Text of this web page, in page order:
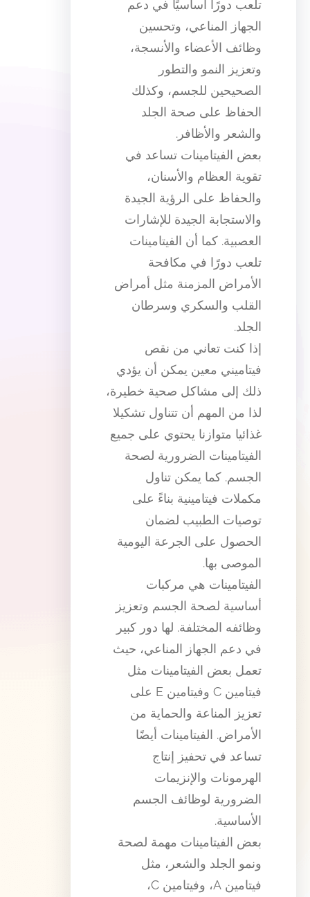
تلعب دورًا أساسيًا في دعم
الجهاز المناعي، وتحسين
وظائف الأعضاء والأنسجة،
وتعزيز النمو والتطور
الصحيحين للجسم، وكذلك
الحفاظ على صحة الجلد
والشعر والأظافر.
بعض الفيتامينات تساعد في
تقوية العظام والأسنان،
والحفاظ على الرؤية الجيدة
والاستجابة الجيدة للإشارات
العصبية. كما أن الفيتامينات
تلعب دورًا في مكافحة
الأمراض المزمنة مثل أمراض
القلب والسكري وسرطان
الجلد.
إذا كنت تعاني من نقص
فيتاميني معين يمكن أن يؤدي
ذلك إلى مشاكل صحية خطيرة،
لذا من المهم أن تتناول تشكيلا
غذائيا متوازنا يحتوي على جميع
الفيتامينات الضرورية لصحة
الجسم. كما يمكن تناول
مكملات فيتامينية بناءً على
توصيات الطبيب لضمان
الحصول على الجرعة اليومية
الموصى بها.
الفيتامينات هي مركبات
أساسية لصحة الجسم وتعزيز
وظائفه المختلفة. لها دور كبير
في دعم الجهاز المناعي، حيث
تعمل بعض الفيتامينات مثل
فيتامين C وفيتامين E على
تعزيز المناعة والحماية من
الأمراض. الفيتامينات أيضًا
تساعد في تحفيز إنتاج
الهرمونات والإنزيمات
الضرورية لوظائف الجسم
الأساسية.
بعض الفيتامينات مهمة لصحة
ونمو الجلد والشعر، مثل
فيتامين A، وفيتامين C،